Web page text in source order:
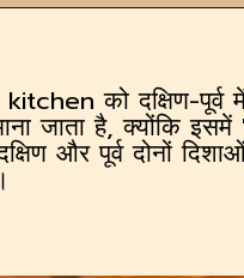
को दक्षिण-पूर्व
जाता है, क्योंकि इसमें
और पूर्व दोनों